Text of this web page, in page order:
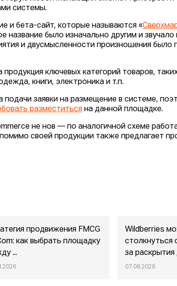
системы.
и бета-сайт, которые называются «
было изначально другим и звучало
и двусмысленности произношения было
ключевых категорий товаров,
книги, электроника и т.п.
заявки на размещение в системе,
разместиться на данной площадке.
не нов — по аналогичной схеме
своей продукции также предлагает
продвижения FMCG
как выбрать площадку
...
Wildberries
столкнуться
за раскрытия
07.08.2026